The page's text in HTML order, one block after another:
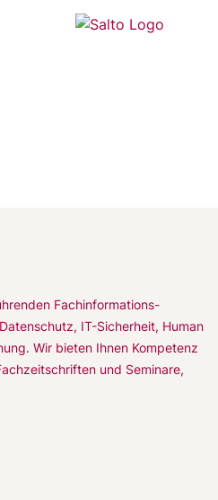
Fachinformations-
IT-Sicherheit, Human
Wir bieten Ihnen Kompetenz
und Seminare,